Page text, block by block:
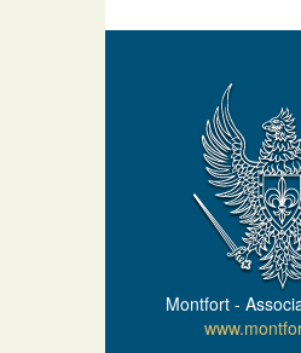
Montfort -